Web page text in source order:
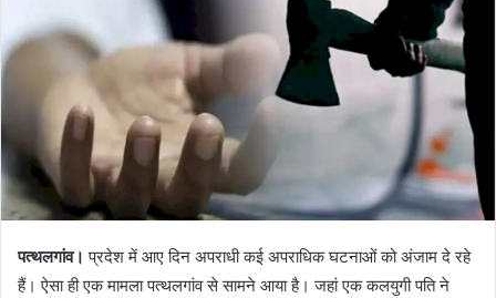
पत्थलगांव।प्रदेश में आए दिन अपराधी कई अपराधिक घटनाओं को अंजाम दे रहे
हैं। ऐसा ही एक मामला पत्थलगांव से सामने आया है। जहां एक कलयुगी पति ने